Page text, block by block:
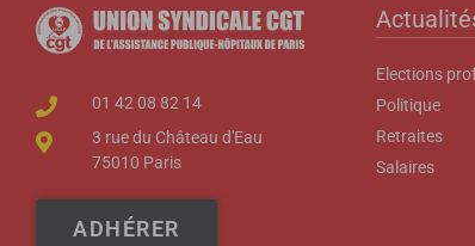
01 42 08 82 14
3 rue du Château d'Eau
75010 Paris
ADHÉRER
Elections
Politique
Retraites
Salaires